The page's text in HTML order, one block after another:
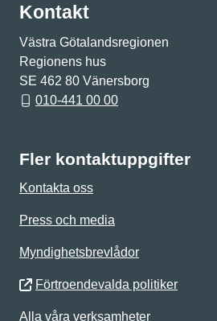
Kontakt
Västra Götalandsregionen
Regionens hus
SE 462 80 Vänersborg
010-441 00 00
Fler kontaktuppgifter
Kontakta oss
Press och media
Myndighetsbrevlådor
Förtroendevalda politiker
Alla våra verksamheter